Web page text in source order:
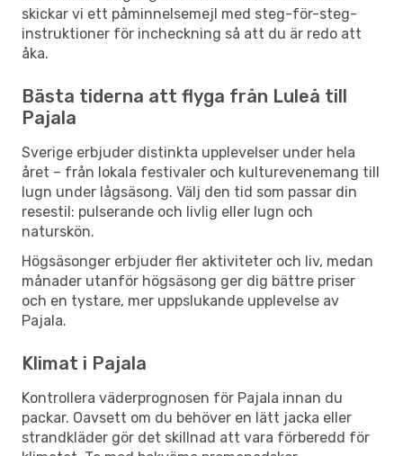
skickar vi ett påminnelsemejl med steg-för-steg-
instruktioner för incheckning så att du är redo att
åka.
Bästa tiderna att flyga från Luleå till
Pajala
Sverige erbjuder distinkta upplevelser under hela
året – från lokala festivaler och kulturevenemang till
lugn under lågsäsong. Välj den tid som passar din
resestil: pulserande och livlig eller lugn och
naturskön.
Högsäsonger erbjuder fler aktiviteter och liv, medan
månader utanför högsäsong ger dig bättre priser
och en tystare, mer uppslukande upplevelse av
Pajala.
Klimat i Pajala
Kontrollera väderprognosen för Pajala innan du
packar. Oavsett om du behöver en lätt jacka eller
strandkläder gör det skillnad att vara förberedd för